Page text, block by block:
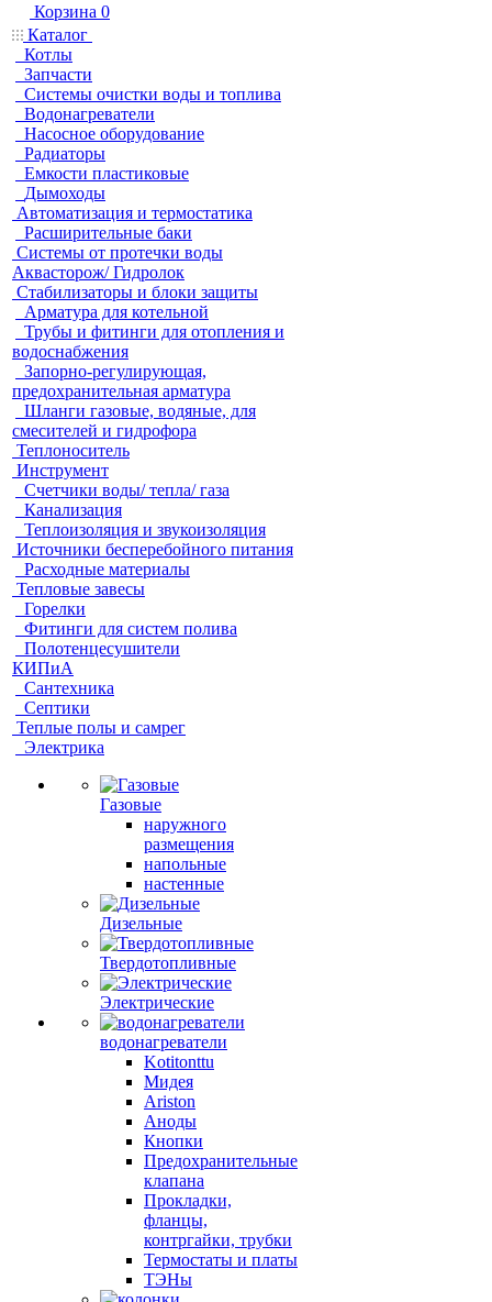
Корзина 0
Каталог
Котлы
Запчасти
Системы очистки воды и топлива
Водонагреватели
Насосное оборудование
Радиаторы
Емкости пластиковые
Дымоходы
Автоматизация и термостатика
Расширительные баки
Системы от протечки воды
Аквасторож/ Гидролок
Стабилизаторы и блоки защиты
Арматура для котельной
Трубы и фитинги для отопления и
водоснабжения
Запорно-регулирующая,
предохранительная арматура
Шланги газовые, водяные, для
смесителей и гидрофора
Теплоноситель
Инструмент
Счетчики воды/ тепла/ газа
Канализация
Теплоизоляция и звукоизоляция
Источники бесперебойного питания
Расходные материалы
Тепловые завесы
Горелки
Фитинги для систем полива
Полотенцесушители
КИПиА
Сантехника
Септики
Теплые полы и самрег
Электрика
Газовые
наружного
размещения
напольные
настенные
Дизельные
Твердотопливные
Электрические
водонагреватели
Kotitonttu
Мидея
Ariston
Аноды
Кнопки
Предохранительные
клапана
Прокладки,
фланцы,
контргайки, трубки
Термостаты и платы
ТЭНы